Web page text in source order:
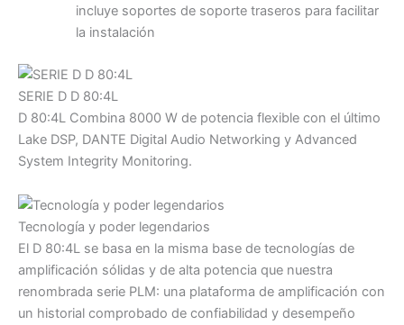
incluye soportes de soporte traseros para facilitar
la instalación
SERIE D D 80:4L
D 80:4L Combina 8000 W de potencia flexible con el último
Lake DSP, DANTE Digital Audio Networking y Advanced
System Integrity Monitoring.
Tecnología y poder legendarios
El D 80:4L se basa en la misma base de tecnologías de
amplificación sólidas y de alta potencia que nuestra
renombrada serie PLM: una plataforma de amplificación con
un historial comprobado de confiabilidad y desempeño